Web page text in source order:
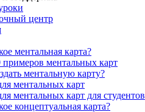
центр
ментальная карта?
примеров ментальных карт
ментальную карту?
ментальных карт
ментальных карт для студентов
концептуальная карта?